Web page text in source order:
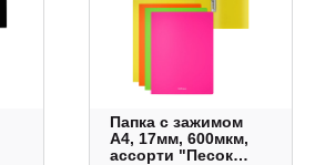
Папка с зажимом
А4, 17мм, 600мкм,
ассорти "Песок